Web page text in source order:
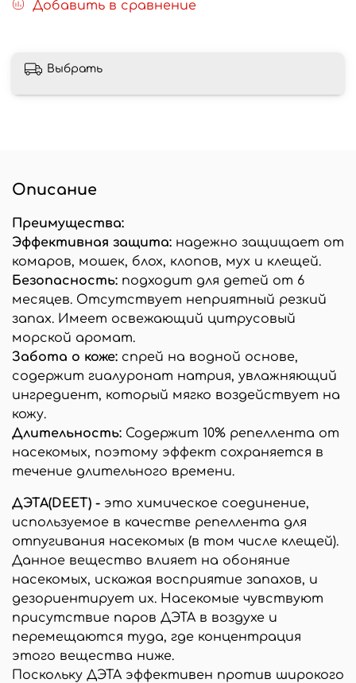
Добавить в сравнение
Выбрать
Описание
Преимущества:
Эффективная защита: надежно защищает от
комаров, мошек, блох, клопов, мух и клещей.
Безопасность: подходит для детей от 6
месяцев. Отсутствует неприятный резкий
запах. Имеет освежающий цитрусовый
морской аромат.
Забота о коже: спрей на водной основе,
содержит гиалуронат натрия, увлажняющий
ингредиент, который мягко воздействует на
кожу.
Длительность: Содержит 10% репеллента от
насекомых, поэтому эффект сохраняется в
течение длительного времени.
ДЭТА(DEET) - это химическое соединение,
используемое в качестве репеллента для
отпугивания насекомых (в том числе клещей).
Данное вещество влияет на обоняние
насекомых, искажая восприятие запахов, и
дезориентирует их. Насекомые чувствуют
присутствие паров ДЭТА в воздухе и
перемещаются туда, где концентрация
этого вещества ниже.
Поскольку ДЭТА эффективен против широкого